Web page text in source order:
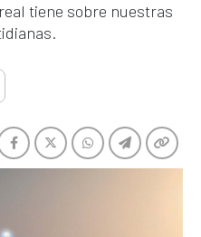
tiene sobre nuestras